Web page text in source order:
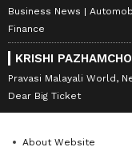
Business News
Finance
KRISHI
Pravasi Malayali World,
Dear Big Ticket
About Website